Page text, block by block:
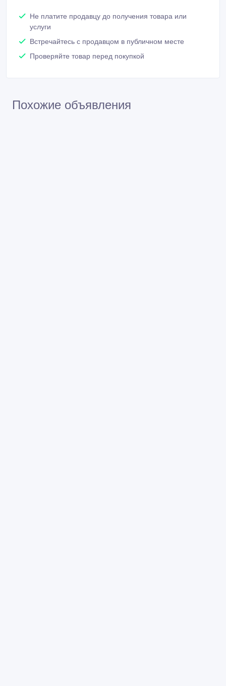
Не платите продавцу до получения товара или
услуги
Встречайтесь с продавцом в публичном месте
Проверяйте товар перед покупкой
Похожие объявления